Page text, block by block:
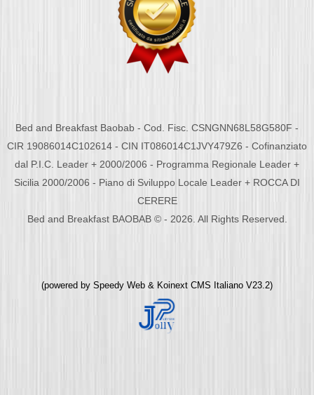
Bed and Breakfast Baobab - Cod. Fisc. CSNGNN68L58G580F -
CIR 19086014C102614 - CIN IT086014C1JVY479Z6 - Cofinanziato
dal P.I.C. Leader + 2000/2006 - Programma Regionale Leader +
Sicilia 2000/2006 - Piano di Sviluppo Locale Leader + ROCCA DI
CERERE
Bed and Breakfast BAOBAB © - 2026. All Rights Reserved.
(powered by Speedy Web & Koinext CMS Italiano V23.2)